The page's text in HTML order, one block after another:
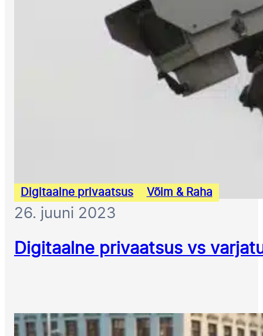
Digitaalne privaatsus Võim & Raha
26. juuni 2023
Digitaalne privaatsus vs